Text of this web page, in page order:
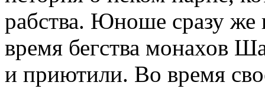
рабства. Юноше сразу же
время бегства монахов
и приютили. Во время